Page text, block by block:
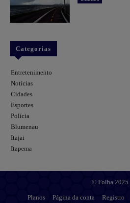
Categorias
Entretenimento
Notícias
Cidades
Esportes
Polícia
Blumenau
Itajai
Itapema
© Folha 2025
Planos Página da conta Registro